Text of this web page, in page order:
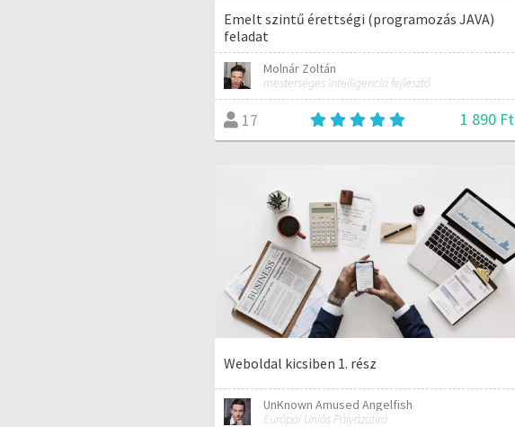
Emelt szintű érettségi (programozás JAVA)
feladat
Molnár Zoltán
mesterséges intelligencia fejlesztő
17 1 890 Ft
Weboldal kicsiben 1. rész
UnKnown Amused Angelfish
Európai Uniós Pályázatíró